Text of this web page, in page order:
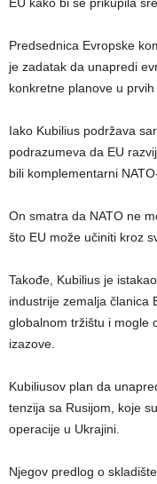
Predsednica Evropske
je zadatak da unapredi
konkretne planove u
Iako Kubilius podržava
podrazumeva da EU
bili komplementarni
On smatra da NATO ne
što EU može učiniti kroz
Takođe, Kubilius je
industrije zemalja članica
globalnom tržištu i mogle
izazove​.
Kubiliusov plan da
tenzija sa Rusijom, koje
operacije u Ukrajini.
Njegov predlog o